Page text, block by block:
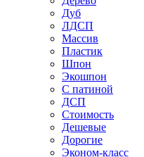
Дуб
ЛДСП
Массив
Пластик
Шпон
Экошпон
С патиной
ДСП
Стоимость
Дешевые
Дорогие
Эконом-класс